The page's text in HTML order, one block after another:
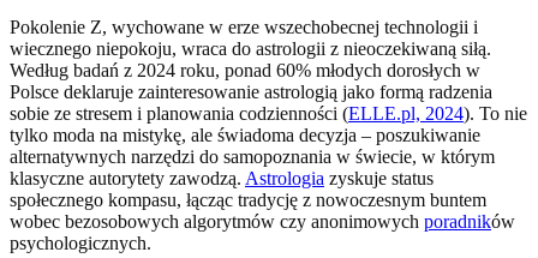
Pokolenie Z, wychowane w erze wszechobecnej technologii i
wiecznego niepokoju, wraca do astrologii z nieoczekiwaną siłą.
Według badań z 2024 roku, ponad 60% młodych dorosłych w
Polsce deklaruje zainteresowanie astrologią jako formą radzenia
sobie ze stresem i planowania codzienności (ELLE.pl, 2024). To nie
tylko moda na mistykę, ale świadoma decyzja – poszukiwanie
alternatywnych narzędzi do samopoznania w świecie, w którym
klasyczne autorytety zawodzą. Astrologia zyskuje status
społecznego kompasu, łącząc tradycję z nowoczesnym buntem
wobec bezosobowych algorytmów czy anonimowych poradników
psychologicznych.